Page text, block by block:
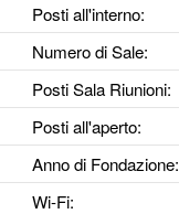
Posti all'interno:
Numero di Sale:
Posti Sala Riunioni:
Posti all'aperto:
Anno di Fondazione:
Wi-Fi: